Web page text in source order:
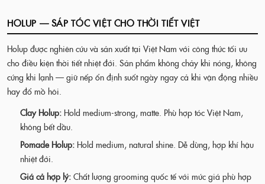
HOLUP — SÁP TÓC VIỆT CHO THỜI TIẾT VIỆT
Holup được nghiên cứu và sản xuất tại Việt Nam với công thức tối ưu
cho điều kiện thời tiết nhiệt đới. Sản phẩm không chảy khi nóng, không
cứng khi lạnh — giữ nếp ổn định suốt ngày ngay cả khi vận động nhiều
hay đổ mồ hôi.
Clay Holup: Hold medium-strong, matte. Phù hợp tóc Việt Nam,
không bết dầu.
Pomade Holup: Hold medium, natural shine. Dễ dùng, hợp khí hậu
nhiệt đới.
Giá cả hợp lý: Chất lượng grooming quốc tế với mức giá phù hợp